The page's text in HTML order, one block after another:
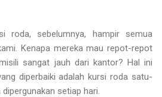
roda, sebelumnya, hampir semua
Kenapa mereka mau repot-repot
sangat jauh dari kantor? Hal ini
diperbaiki adalah kursi roda satu-
setiap hari.